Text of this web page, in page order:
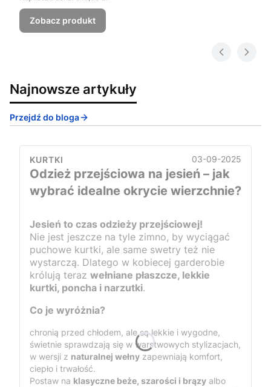
Zobacz produkt
Najnowsze artykuły
Przejdź do bloga
KURTKI 03-09-2025
Odzież przejściowa na jesień – jak
wybrać idealne okrycie wierzchnie?
Jesień to czas odzieży przejściowej!
Nie jest jeszcze na tyle zimno, by wyciągać
puchowe kurtki, ale same swetry też nie
wystarczą. Dlatego w kobiecej garderobie
królują teraz wełniane płaszcze, lekkie
kurtki, poncha i narzutki.
Co je wyróżnia?
chronią przed chłodem, ale są lekkie i wygodne,
świetnie sprawdzają się w warstwowych stylizacjach,
w wersji z naturalnej wełny zapewniają komfort,
ciepło i trwałość.
Postaw na klasyczne beże, szarości i brązy albo